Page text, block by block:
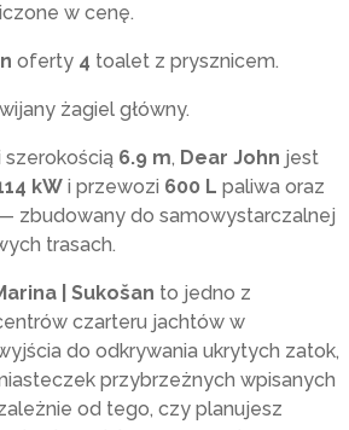
w cenę.
oferty 4 toalet z prysznicem.
żagiel główny.
szerokością 6.9 m, Dear John jest
kW i przewozi 600 L paliwa oraz
zbudowany do samowystarczalnej
trasach.
| Sukošan to jedno z
czarteru jachtów w
do odkrywania ukrytych zatok,
przybrzeżnych wpisanych
od tego, czy planujesz